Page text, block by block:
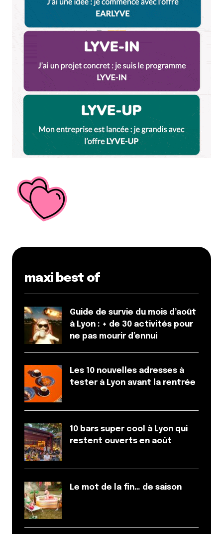
Dis-nous tout
Name
Enregistrer mon nom, mon e-mail et mon site dans le
navigateur pour mon prochain commentaire.
maxi best of
Guide de survie du mois d’août
à Lyon : + de 30 activités pour
ne pas mourir d’ennui
Les 10 nouvelles adresses à
tester à Lyon avant la rentrée
10 bars super cool à Lyon qui
restent ouverts en août
Le mot de la fin… de saison